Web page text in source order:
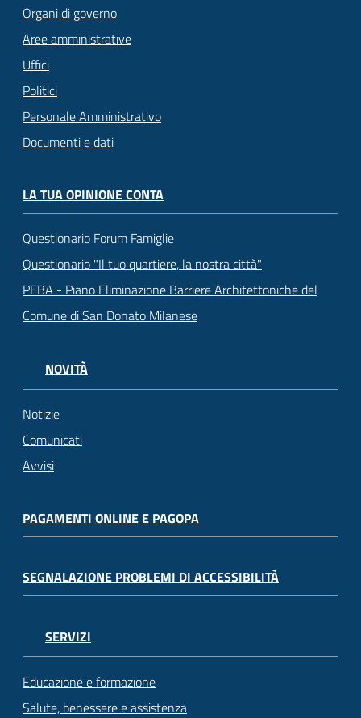
Organi di governo
Aree amministrative
Uffici
Politici
Personale Amministrativo
Documenti e dati
LA TUA OPINIONE CONTA
Questionario Forum Famiglie
Questionario "Il tuo quartiere, la nostra città"
PEBA - Piano Eliminazione Barriere Architettoniche del
Comune di San Donato Milanese
NOVITÀ
Notizie
Comunicati
Avvisi
PAGAMENTI ONLINE E PAGOPA
SEGNALAZIONE PROBLEMI DI ACCESSIBILITÀ
SERVIZI
Educazione e formazione
Salute, benessere e assistenza